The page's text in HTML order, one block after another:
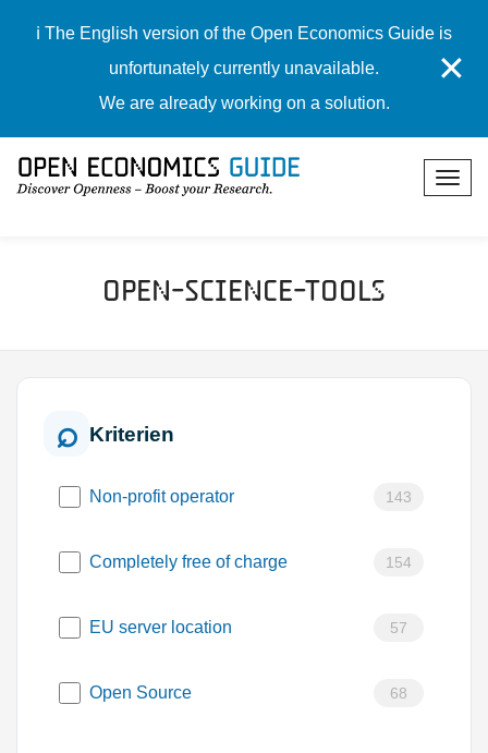
ℹ️ The English version of the Open Economics Guide is
unfortunately currently unavailable.
We are already working on a solution.
✕
Open-Science-Tools
Kriterien
Non-profit operator 143
Completely free of charge 154
EU server location 57
Open Source 68